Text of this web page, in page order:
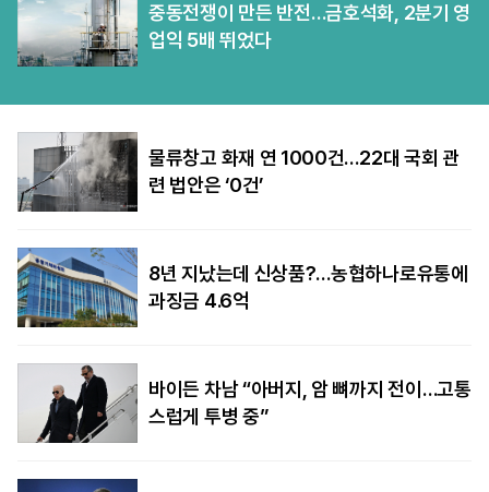
중동전쟁이 만든 반전…금호석화, 2분기 영
업익 5배 뛰었다
물류창고 화재 연 1000건…22대 국회 관
련 법안은 ‘0건’
8년 지났는데 신상품?…농협하나로유통에
과징금 4.6억
바이든 차남 “아버지, 암 뼈까지 전이…고통
스럽게 투병 중”